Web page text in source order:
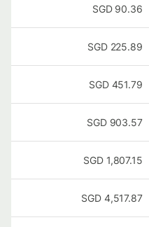
90.36
SGD
225.89
SGD
451.79
SGD
903.57
SGD
1,807.15
SGD
4,517.87
SGD